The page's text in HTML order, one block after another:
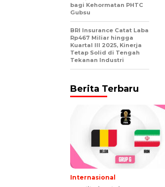
bagi Kehormatan PHTC
Gubsu
BRI Insurance Catat Laba
Rp467 Miliar hingga
Kuartal III 2025, Kinerja
Tetap Solid di Tengah
Tekanan Industri
Berita Terbaru
Internasional